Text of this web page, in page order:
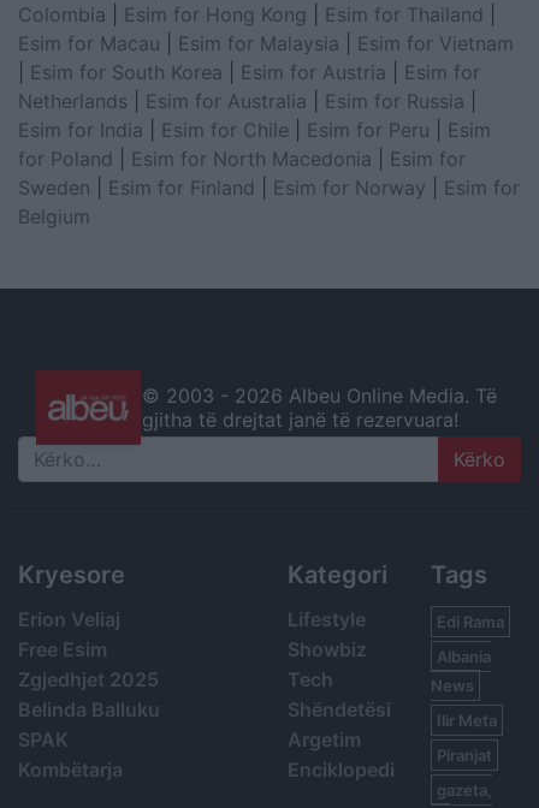
Colombia
Esim for Hong Kong Esim for Thailand
Esim for Macau
Esim for Malaysia
Esim for Vietnam
Esim for South Korea Esim for Austria
Esim for
Netherlands
Esim for Australia Esim for Russia
Esim for India
Esim for Chile Esim for Peru
Esim
for Poland
Esim for North Macedonia
Esim for
Sweden
Esim for Finland Esim for Norway
Esim for
Belgium
© 2003 - 2026 Albeu Online Media. Të
gjitha të drejtat janë të rezervuara!
Search
Kryesore
Erion Veliaj
Free Esim
Zgjedhjet 2025
Belinda Balluku
SPAK
Kombëtarja
Kategori
Lifestyle
Showbiz
Tech
Shëndetësi
Argetim
Enciklopedi
Tags
Edi Rama
Albania
News
Ilir Meta
Piranjat
gazeta,